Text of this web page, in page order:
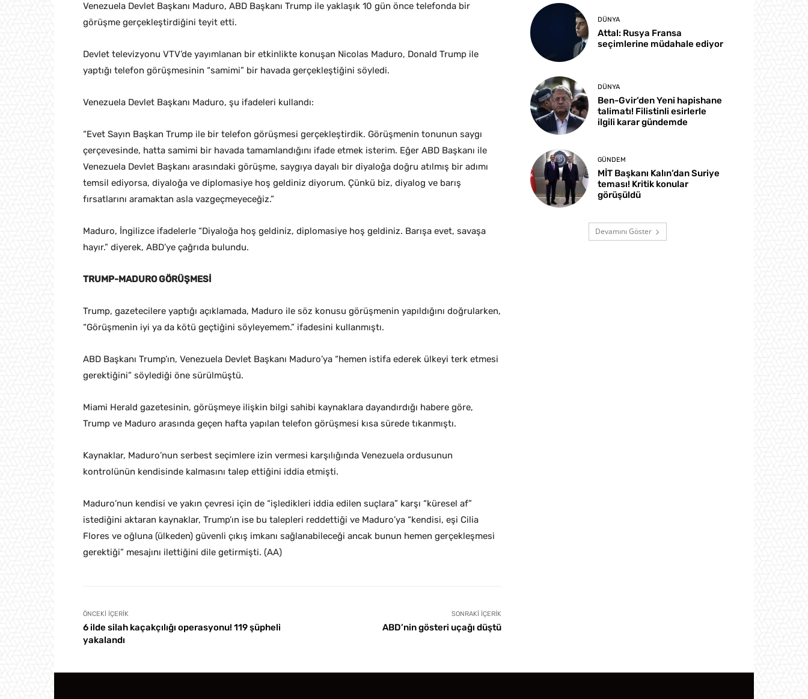
Venezuela Devlet Başkanı Maduro, ABD Başkanı Trump ile yaklaşık 10 gün önce telefonda bir
görüşme gerçekleştirdiğini teyit etti.
Devlet televizyonu VTV’de yayımlanan bir etkinlikte konuşan Nicolas Maduro, Donald Trump ile
yaptığı telefon görüşmesinin “samimi” bir havada gerçekleştiğini söyledi.
Venezuela Devlet Başkanı Maduro, şu ifadeleri kullandı:
“Evet Sayın Başkan Trump ile bir telefon görüşmesi gerçekleştirdik. Görüşmenin tonunun saygı
çerçevesinde, hatta samimi bir havada tamamlandığını ifade etmek isterim. Eğer ABD Başkanı ile
Venezuela Devlet Başkanı arasındaki görüşme, saygıya dayalı bir diyaloğa doğru atılmış bir adımı
temsil ediyorsa, diyaloğa ve diplomasiye hoş geldiniz diyorum. Çünkü biz, diyalog ve barış
fırsatlarını aramaktan asla vazgeçmeyeceğiz.”
Maduro, İngilizce ifadelerle “Diyaloğa hoş geldiniz, diplomasiye hoş geldiniz. Barışa evet, savaşa
hayır.” diyerek, ABD’ye çağrıda bulundu.
TRUMP-MADURO GÖRÜŞMESİ
Trump, gazetecilere yaptığı açıklamada, Maduro ile söz konusu görüşmenin yapıldığını doğrularken,
“Görüşmenin iyi ya da kötü geçtiğini söyleyemem.” ifadesini kullanmıştı.
ABD Başkanı Trump’ın, Venezuela Devlet Başkanı Maduro’ya “hemen istifa ederek ülkeyi terk etmesi
gerektiğini” söylediği öne sürülmüştü.
Miami Herald gazetesinin, görüşmeye ilişkin bilgi sahibi kaynaklara dayandırdığı habere göre,
Trump ve Maduro arasında geçen hafta yapılan telefon görüşmesi kısa sürede tıkanmıştı.
Kaynaklar, Maduro’nun serbest seçimlere izin vermesi karşılığında Venezuela ordusunun
kontrolünün kendisinde kalmasını talep ettiğini iddia etmişti.
Maduro’nun kendisi ve yakın çevresi için de “işledikleri iddia edilen suçlara” karşı “küresel af”
istediğini aktaran kaynaklar, Trump’ın ise bu talepleri reddettiği ve Maduro’ya “kendisi, eşi Cilia
Flores ve oğluna (ülkeden) güvenli çıkış imkanı sağlanabileceği ancak bunun hemen gerçekleşmesi
gerektiği” mesajını ilettiğini dile getirmişti. (AA)
ÖNCEKI İÇERIK
6 ilde silah kaçakçılığı operasyonu! 119 şüpheli
yakalandı
SONRAKI İÇERIK
ABD’nin gösteri uçağı düştü
DÜNYA
Attal: Rusya Fransa
seçimlerine müdahale ediyor
DÜNYA
Ben-Gvir’den Yeni hapishane
talimatı! Filistinli esirlerle
ilgili karar gündemde
GÜNDEM
MİT Başkanı Kalın’dan Suriye
teması! Kritik konular
görüşüldü
Devamını Göster